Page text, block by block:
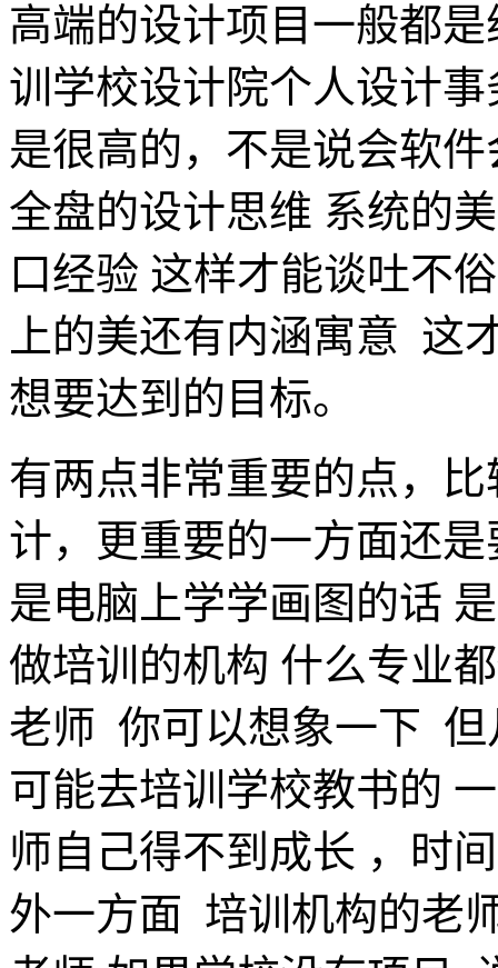
高端的设计项目一般都
训学校设计院个人设计
是很高的，不是说会软
全盘的设计思维 系统的
口经验 这样才能谈吐不
上的美还有内涵寓意 这
想要达到的目标。
有两点非常重要的点，
计，更重要的一方面还
是电脑上学学画图的话
做培训的机构 什么专业
老师 你可以想象一下 但
可能去培训学校教书的
师自己得不到成长 ，时
外一方面 培训机构的老